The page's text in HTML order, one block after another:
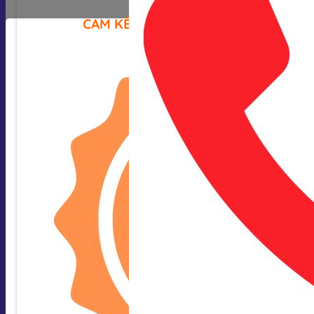
CAM KẾT CỦA CHÚNG TÔI